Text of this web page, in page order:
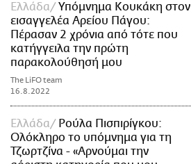
Ελλάδα
Υπόμνημα Κουκάκη στον
εισαγγελέα Αρείου Πάγου:
Πέρασαν 2 χρόνια από τότε που
κατήγγειλα την πρώτη
παρακολούθησή μου
The LiFO team
16.8.2022
Ελλάδα
Ρούλα Πισπιρίγκου:
Ολόκληρο το υπόμνημα για τη
Τζωρτζίνα - «Αρνούμαι την